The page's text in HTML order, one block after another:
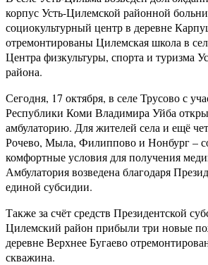
корпус Усть-Цилемской районной
социокультурный центр в деревне
отремонтированы Цилемская школа в
Центра физкультуры, спорта и туризма
района.
Сегодня, 17 октября, в селе Трусово с
Республики Коми Владимира Уйба
амбулаторию. Для жителей села и ещё
Рочево, Мыла, Филиппово и Нонбург –
комфортные условия для получения
Амбулатория возведена благодаря
единой субсидии.
Также за счёт средств Президентской
Цилемский район прибыли три новые
деревне Верхнее Бугаево
скважина.